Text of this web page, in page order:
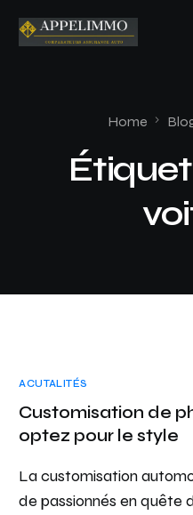
Home
ACUTALITÉS
Customisation de
optez pour le style
La customisation
de passionnés en quête